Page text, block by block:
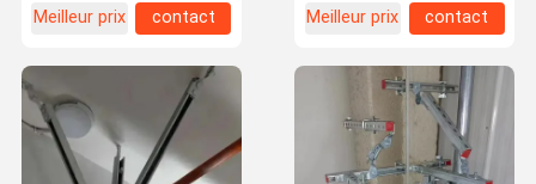
Meilleur prix
contact
Meilleur prix
contact